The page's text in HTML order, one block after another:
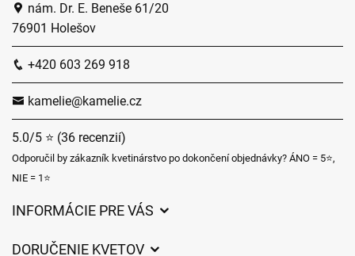
nám. Dr. E. Beneše 61/20
76901 Holešov
+420 603 269 918
kamelie@kamelie.cz
5.0/5 ⭐ (36 recenzií)
Odporučil by zákazník kvetinárstvo po dokončení objednávky? ÁNO = 5⭐,
NIE = 1⭐
INFORMÁCIE PRE VÁS
DORUČENIE KVETOV